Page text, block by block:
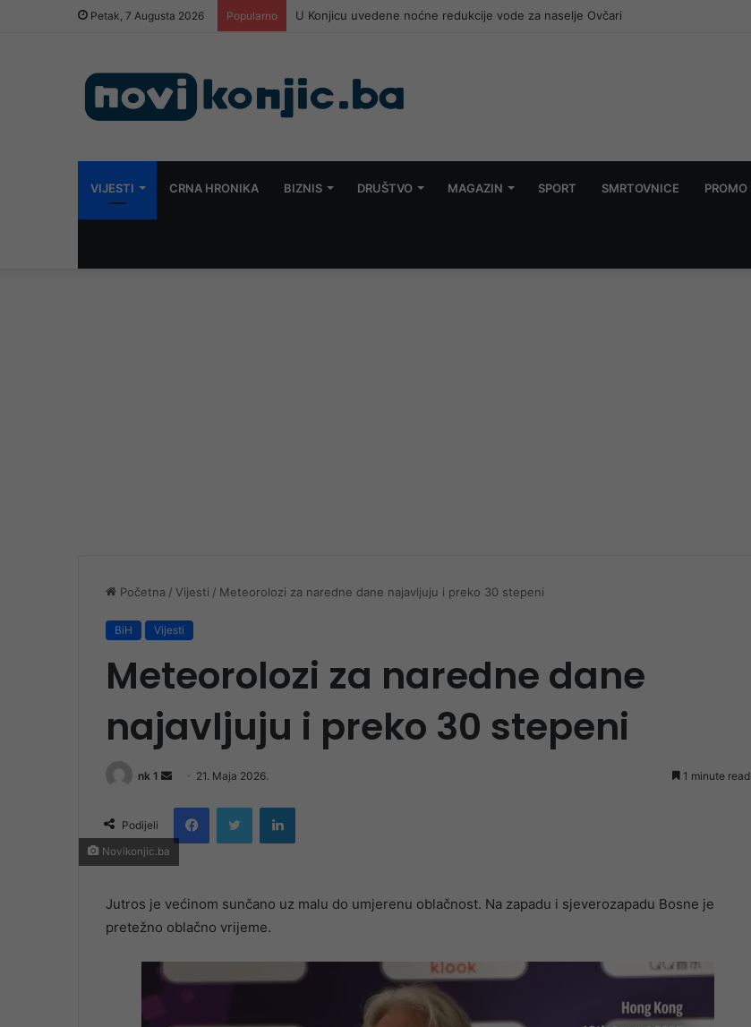
Petak, 7 Augusta 2026 Popularno U Konjicu uvedene noćne redukcije vode za naselje Ovčari
VIJESTI CRNA HRONIKA BIZNIS DRUŠTVO MAGAZIN SPORT SMRTOVNICE PROMO
Početna / Vijesti / Meteorolozi za naredne dane najavljuju i preko 30 stepeni
BiH Vijesti
Meteorolozi za naredne dane
najavljuju i preko 30 stepeni
nk 1
Send
email
21. Maja 2026. 1 minute read
Podijeli
FacebookTwitter LinkedIn
Novikonjic.ba
Jutros je većinom sunčano uz malu do umjerenu oblačnost. Na zapadu i sjeverozapadu Bosne je
pretežno oblačno vrijeme.